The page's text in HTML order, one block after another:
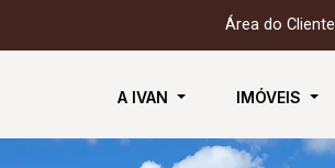
Área do Cliente
A IVAN IMÓVEIS